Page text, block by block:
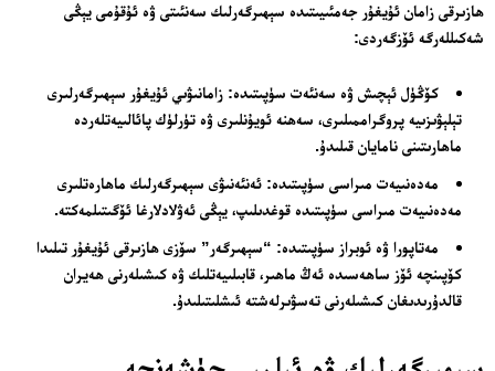
ھازىرقى زامان ئۇيغۇر جەمئىيىتىدە سېھىرگەرلىك سەنئىتى ۋە ئۇقۇمى يېڭى
شەكىللەرگە ئۆزگەردى:
كۆڭۈل ئېچىش ۋە سەنئەت سۈپىتىدە: زامانىۋىي ئۇيغۇر سېھىرگەرلىرى
تېلېۋىزىيە پروگراممىلىرى، سەھنە ئويۇنلىرى ۋە تۈرلۈك پائالىيەتلەردە
ماھارىتىنى نامايان قىلىدۇ.
مەدەنىيەت مىراسى سۈپىتىدە: ئەنئەنىۋى سېھىرگەرلىك ماھارەتلىرى
مەدەنىيەت مىراسى سۈپىتىدە قوغدىلىپ، يېڭى ئەۋلادلارغا ئۆگىتىلمەكتە.
مەتاپورا ۋە ئوبراز سۈپىتىدە: “سېھىرگەر” سۆزى ھازىرقى ئۇيغۇر تىلىدا
كۆپىنچە ئۆز ساھەسىدە ئەڭ ماھىر، قابىلىيەتلىك ۋە كىشىلەرنى ھەيران
قالدۇرىدىغان كىشىلەرنى تەسۋىرلەشتە ئىشلىتىلىدۇ.